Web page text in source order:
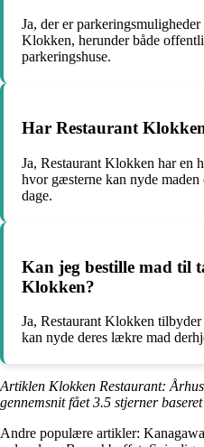
Ja, der er
Klokken, herunder både
parkeringshuse.
Har Restaurant
Ja, Restaurant Klokken har en
hvor gæsterne kan nyde
dage.
Kan jeg bestille mad til
Klokken?
Ja, Restaurant Klokken
kan nyde deres lækre mad
Artiklen Klokken Restaurant:
gennemsnit fået3.5 stjerner
Andre populære artikler: